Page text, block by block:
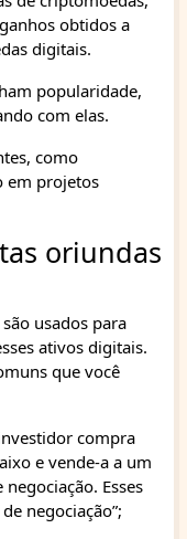
obtidos a
digitais.
popularidade,
com elas.
como
em projetos
oriundas
usados para
ativos digitais.
que você
compra
e vende-a a um
Esses
negociação”;